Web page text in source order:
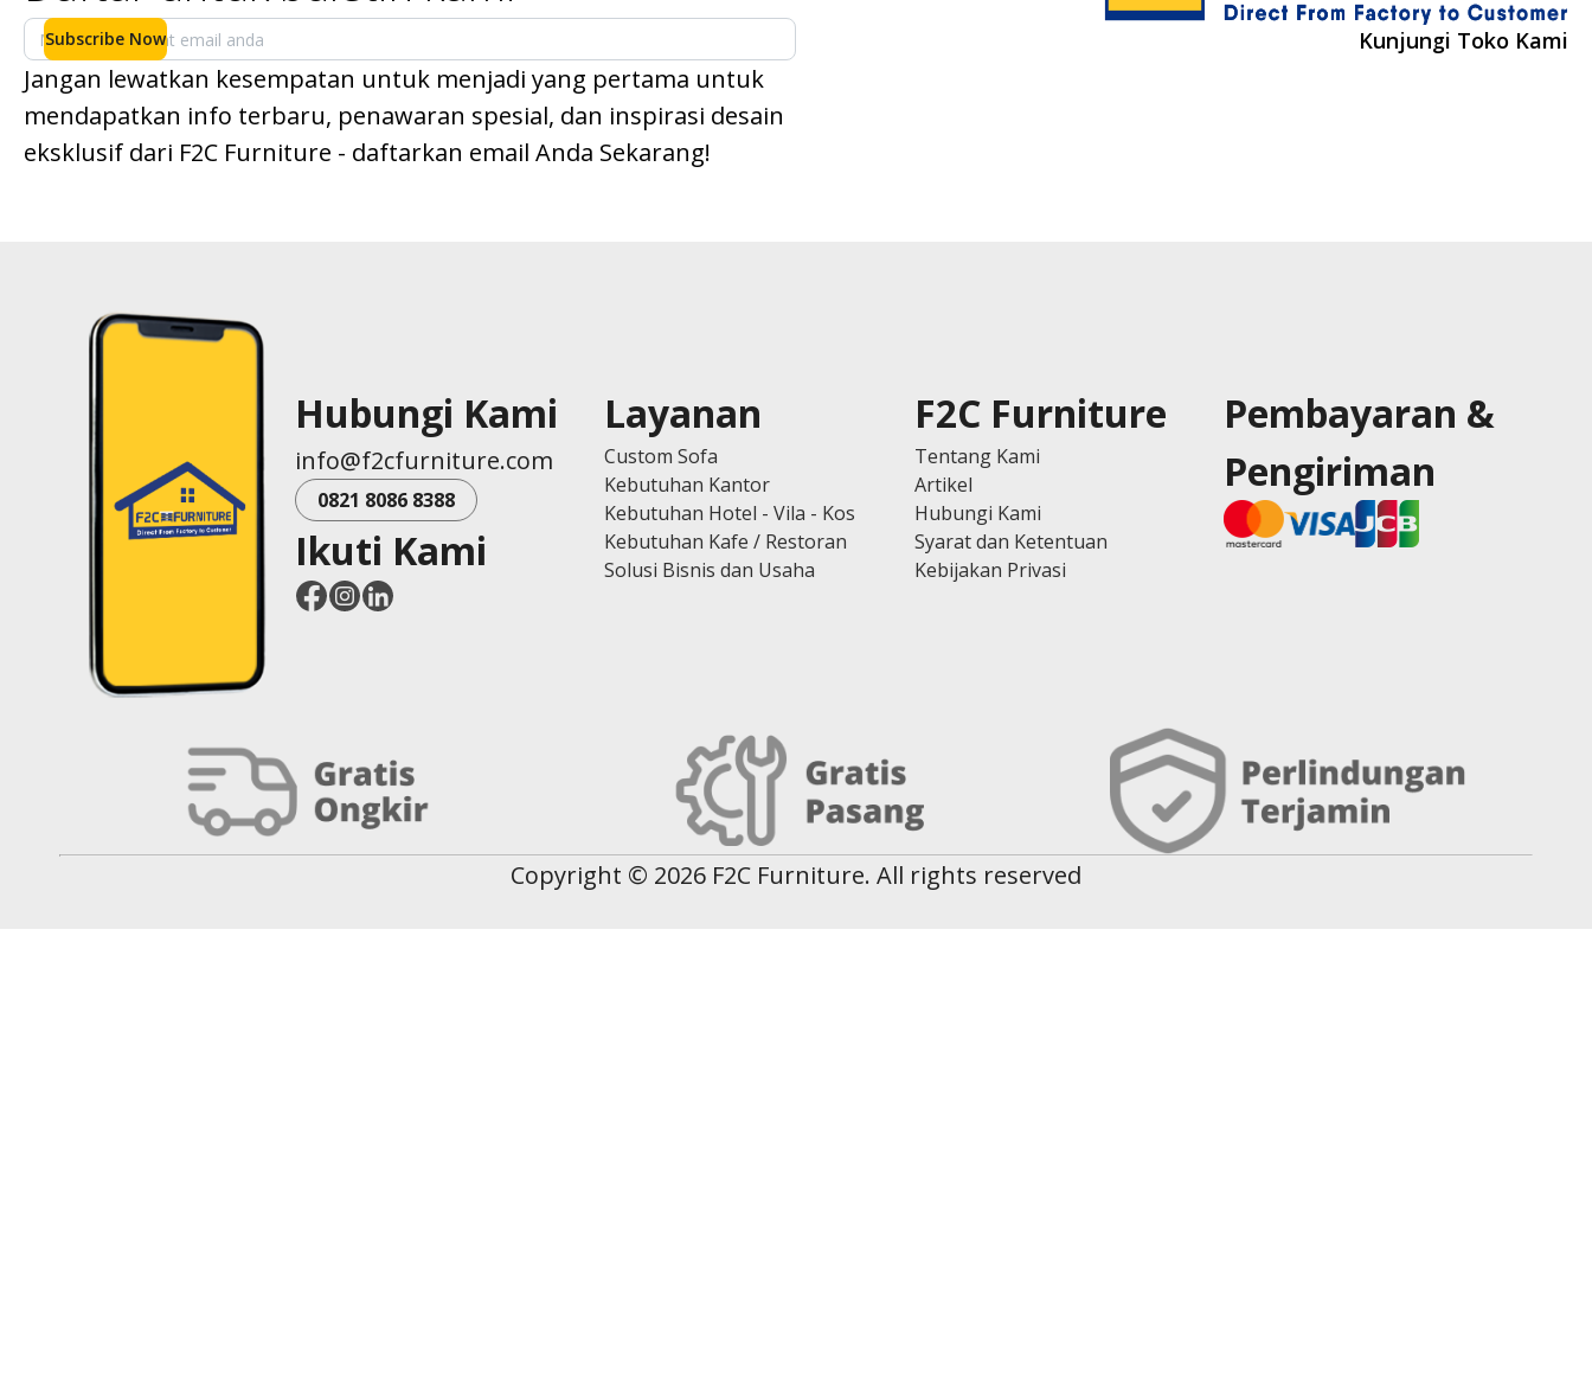
Subscribe Now
Jangan lewatkan kesempatan untuk menjadi yang pertama untuk
mendapatkan info terbaru, penawaran spesial, dan inspirasi desain
eksklusif dari F2C Furniture - daftarkan email Anda Sekarang!
Kunjungi Toko Kami
Hubungi Kami
info@f2cfurniture.com
0821 8086 8388
Ikuti Kami
Layanan
Custom Sofa
Kebutuhan Kantor
Kebutuhan Hotel - Vila - Kos
Kebutuhan Kafe / Restoran
Solusi Bisnis dan Usaha
F2C Furniture
Tentang Kami
Artikel
Hubungi Kami
Syarat dan Ketentuan
Kebijakan Privasi
Pembayaran &
Pengiriman
Copyright © 2026 F2C Furniture. All rights reserved